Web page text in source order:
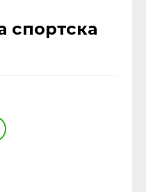
спортска